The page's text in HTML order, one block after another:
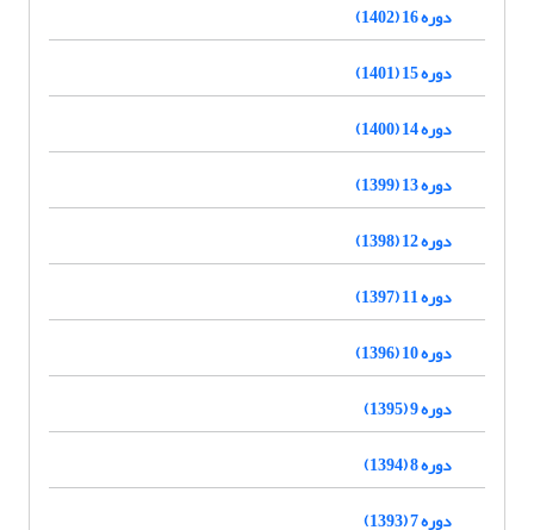
دوره 16 (1402)
دوره 15 (1401)
دوره 14 (1400)
دوره 13 (1399)
دوره 12 (1398)
دوره 11 (1397)
دوره 10 (1396)
دوره 9 (1395)
دوره 8 (1394)
دوره 7 (1393)